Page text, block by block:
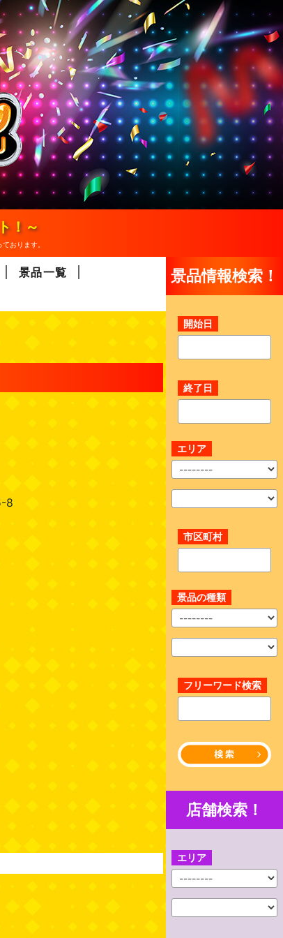
！～
おります。
景品一覧
8
景品情報検索！
開始日
終了日
エリア
市区町村
景品の種類
フリーワード検索
店舗検索！
エリア